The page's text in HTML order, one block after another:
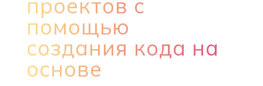
проектов с
помощью
создания кода на
основе